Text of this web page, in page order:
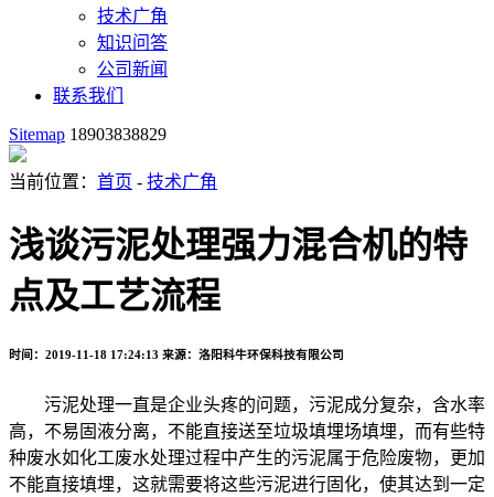
技术广角
知识问答
公司新闻
联系我们
Sitemap 18903838829
当前位置： 首页 - 技术广角
浅谈污泥处理强力混合机的特
点及工艺流程
时间：2019-11-18 17:24:13 来源：洛阳科牛环保科技有限公司
污泥处理一直是企业头疼的问题，污泥成分复杂，含水率
高，不易固液分离，不能直接送至垃圾填埋场填埋，而有些特
种废水如化工废水处理过程中产生的污泥属于危险废物，更加
不能直接填埋，这就需要将这些污泥进行固化，使其达到一定